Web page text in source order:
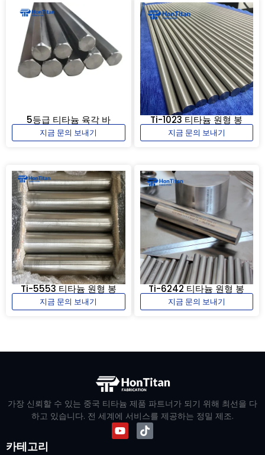
5등급 티타늄 육각 바
지금 문의 보내기
Ti-1023 티타늄 원형 봉
지금 문의 보내기
Ti-5553 티타늄 원형 봉
지금 문의 보내기
Ti-6242 티타늄 원형 봉
지금 문의 보내기
가장 신뢰할 수 있는 중국 티타늄 제품 파트너가 되기 위해 최선을 다
하고 있습니다. 전 세계에 서비스를 제공하는 정밀 제조.
카테고리